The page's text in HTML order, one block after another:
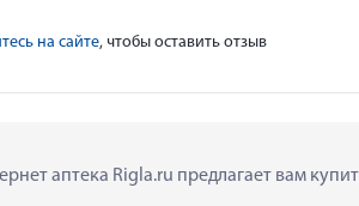
на сайте, чтобы оставить отзыв
аптека Rigla.ru предлагает вам